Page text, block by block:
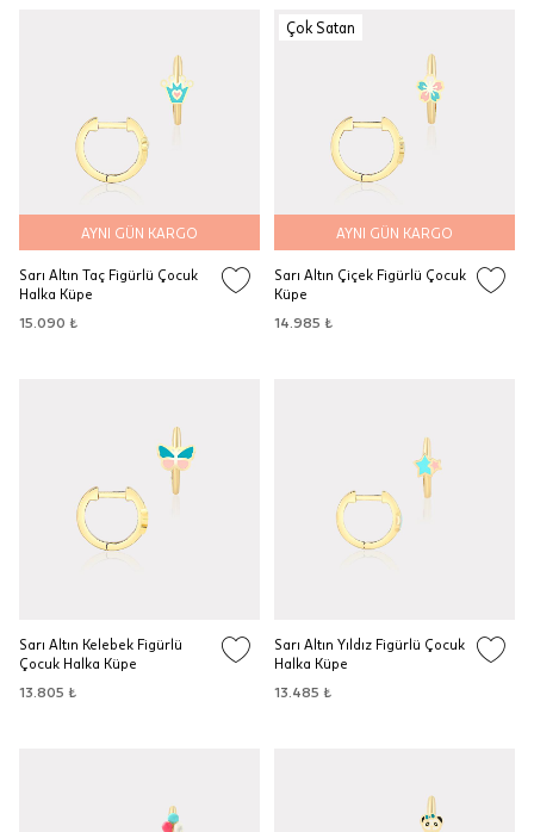
AYNI GÜN KARGO
Sarı Altın Taç Figürlü Çocuk
Halka Küpe
15.090 ₺
Çok Satan
AYNI GÜN KARGO
Sarı Altın Çiçek Figürlü Çocuk
Küpe
14.985 ₺
Sarı Altın Kelebek Figürlü
Çocuk Halka Küpe
13.805 ₺
Sarı Altın Yıldız Figürlü Çocuk
Halka Küpe
13.485 ₺